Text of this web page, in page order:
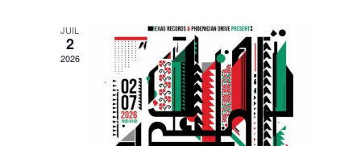
JUIL
2
2026